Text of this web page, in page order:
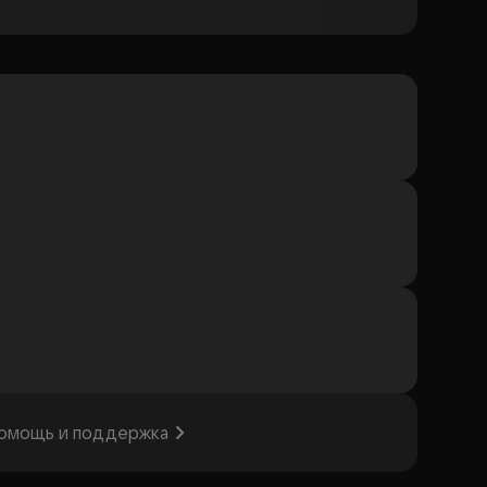
и поддержка